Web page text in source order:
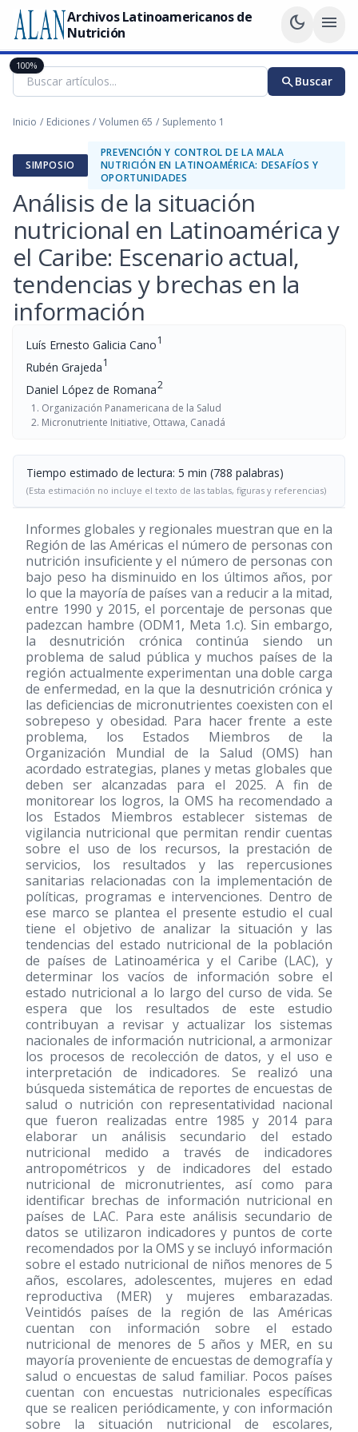
Archivos Latinoamericanos de
Nutrición
dark_mode menu
searchBuscar
Inicio / Ediciones / Volumen 65 / Suplemento 1
SIMPOSIO
PREVENCIÓN Y CONTROL DE LA MALA
NUTRICIÓN EN LATINOAMÉRICA: DESAFÍOS Y
OPORTUNIDADES
Análisis de la situación
nutricional en Latinoamérica y
el Caribe: Escenario actual,
tendencias y brechas en la
información
Luís Ernesto Galicia Cano1
Rubén Grajeda1
Daniel López de Romana2
Organización Panamericana de la Salud
Micronutriente Initiative, Ottawa, Canadá
Tiempo estimado de lectura: 5 min (788 palabras)
(Esta estimación no incluye el texto de las tablas, figuras y referencias)
Informes globales y regionales muestran que en la
Región de las Américas el número de personas con
nutrición insuficiente y el número de personas con
bajo peso ha disminuido en los últimos años, por
lo que la mayoría de países van a reducir a la mitad,
entre 1990 y 2015, el porcentaje de personas que
padezcan hambre (ODM1, Meta 1.c). Sin embargo,
la desnutrición crónica continúa siendo un
problema de salud pública y muchos países de la
región actualmente experimentan una doble carga
de enfermedad, en la que la desnutrición crónica y
las deficiencias de micronutrientes coexisten con el
sobrepeso y obesidad. Para hacer frente a este
problema, los Estados Miembros de la
Organización Mundial de la Salud (OMS) han
acordado estrategias, planes y metas globales que
deben ser alcanzadas para el 2025. A fin de
monitorear los logros, la OMS ha recomendado a
los Estados Miembros establecer sistemas de
vigilancia nutricional que permitan rendir cuentas
sobre el uso de los recursos, la prestación de
servicios, los resultados y las repercusiones
sanitarias relacionadas con la implementación de
políticas, programas e intervenciones. Dentro de
ese marco se plantea el presente estudio el cual
tiene el objetivo de analizar la situación y las
tendencias del estado nutricional de la población
de países de Latinoamérica y el Caribe (LAC), y
determinar los vacíos de información sobre el
estado nutricional a lo largo del curso de vida. Se
espera que los resultados de este estudio
contribuyan a revisar y actualizar los sistemas
nacionales de información nutricional, a armonizar
los procesos de recolección de datos, y el uso e
interpretación de indicadores. Se realizó una
búsqueda sistemática de reportes de encuestas de
salud o nutrición con representatividad nacional
que fueron realizadas entre 1985 y 2014 para
elaborar un análisis secundario del estado
nutricional medido a través de indicadores
antropométricos y de indicadores del estado
nutricional de micronutrientes, así como para
identificar brechas de información nutricional en
países de LAC. Para este análisis secundario de
datos se utilizaron indicadores y puntos de corte
recomendados por la OMS y se incluyó información
sobre el estado nutricional de niños menores de 5
años, escolares, adolescentes, mujeres en edad
reproductiva (MER) y mujeres embarazadas.
Veintidós países de la región de las Américas
cuentan con información sobre el estado
nutricional de menores de 5 años y MER, en su
mayoría proveniente de encuestas de demografía y
salud o encuestas de salud familiar. Pocos países
cuentan con encuestas nutricionales específicas
que se realicen periódicamente, y con información
sobre la situación nutricional de escolares,
100%